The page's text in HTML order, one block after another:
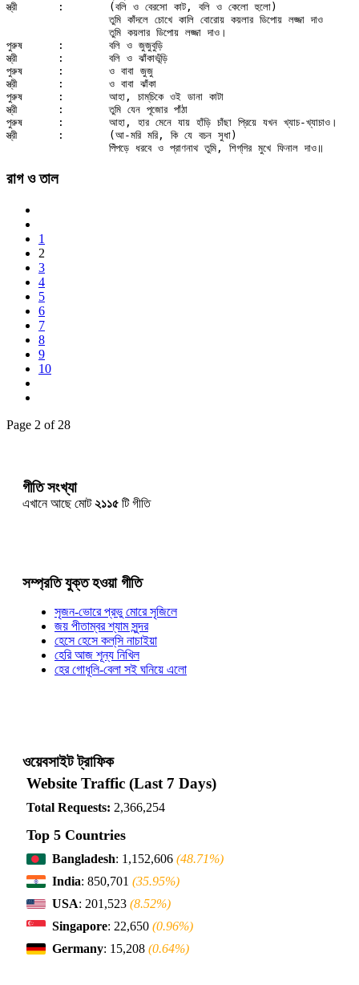
স্ত্রী	:	(বলি ও বেরসো কাট, বলি ও কেলো হুলো)
		তুমি কাঁদলে চোখে কালি বোরোয় কয়লার ডিপোয় লজ্জা দাও
		তুমি কয়লার ডিপোয় লজ্জা দাও।
পুরুষ	:	বলি ও জুজুবুড়ি
স্ত্রী	:	বলি ও ঝাঁকাভূঁড়ি
পুরুষ	:	ও বাবা জুজু
স্ত্রী	:	ও বাবা ঝাঁকা
পুরুষ	:	আহা, চাম্‌চিকে ওই ডানা কাটা
স্ত্রী	:	তুমি যেন পূজোর পাঁঠা
পুরুষ	:	আহা, হার মেনে যায় হাঁড়ি চাঁছা প্রিয়ে যখন খ্যাচ-খ্যাচাও।
স্ত্রী	:	(আ-মরি মরি, কি যে বচন সুধা)
রাগ ও তাল
1
2
3
4
5
6
7
8
9
10
Page 2 of 28
গীতি সংখ্যা
এখানে আছে মোট২১১৫ টি গীতি
সম্প্রতি যুক্ত হওয়া গীতি
সৃজন-ভোরে প্রভু মোরে সৃজিলে
জয় পীতাম্বর শ্যাম সুন্দর
হেসে হেসে কল্‌সি নাচাইয়া
হেরি আজ শূন্য নিখিল
হের গোধূলি-বেলা সই ঘনিয়ে এলো
ওয়েবসাইট ট্রাফিক
Website Traffic (Last 7 Days)
Total Requests: 2,366,254
Top 5 Countries
Bangladesh: 1,152,606 (48.71%)
India: 850,701 (35.95%)
USA: 201,523 (8.52%)
Singapore: 22,650 (0.96%)
Germany: 15,208 (0.64%)